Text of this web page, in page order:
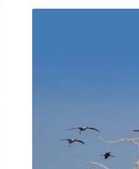
台崎嶇的裙礁地形
時，您有找到幾
潮池與礁台有什
尾鯛點藍子魚光